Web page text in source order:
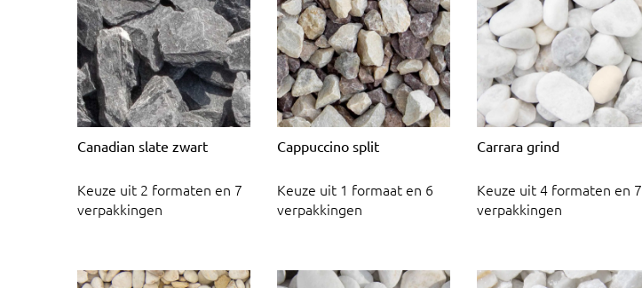
Canadian slate zwart
Keuze uit 2 formaten en 7
verpakkingen
Cappuccino split
Keuze uit 1 formaat en 6
verpakkingen
Carrara grind
Keuze uit 4 formaten en 7
verpakkingen